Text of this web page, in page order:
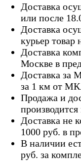
Доставка
или после
Доставка
курьер товар
Доставка
Москве в
Доставка за
за 1 км от
Продажа и
Доставка не
1000 руб. в
В наличии
руб. за